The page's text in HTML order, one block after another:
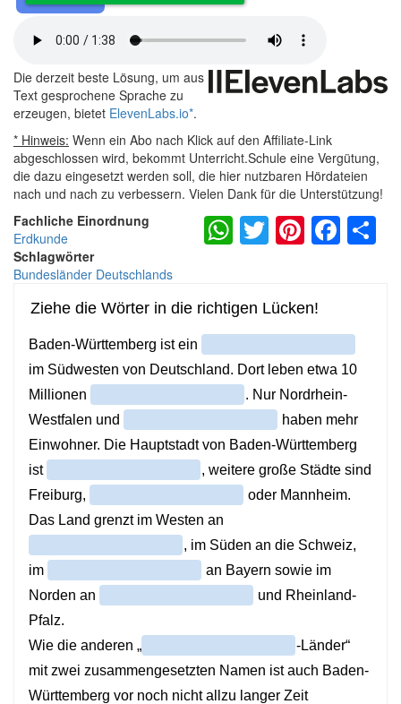
Die derzeit beste Lösung, um aus
Text gesprochene Sprache zu
erzeugen, bietet ElevenLabs.io*.
* Hinweis: Wenn ein Abo nach Klick auf den Affiliate-Link
abgeschlossen wird, bekommt Unterricht.Schule eine Vergütung,
die dazu eingesetzt werden soll, die hier nutzbaren Hördateien
nach und nach zu verbessern. Vielen Dank für die Unterstützung!
Fachliche Einordnung
Erdkunde
Schlagwörter
Bundesländer Deutschlands
WhatsApp
Twitter